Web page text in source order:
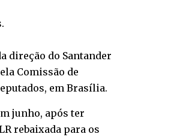
direção do Santander
Comissão de
em Brasília.
junho, após ter
rebaixada para os